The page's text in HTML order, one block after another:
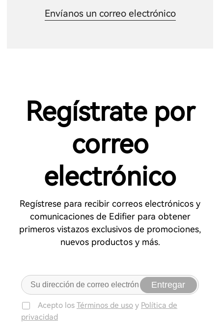
Envíanos un correo electrónico
Regístrate por
correo
electrónico
Regístrese para recibir correos electrónicos y
comunicaciones de Edifier para obtener
primeros vistazos exclusivos de promociones,
nuevos productos y más.
Entregar
Acepto los Términos de uso y Política de
privacidad